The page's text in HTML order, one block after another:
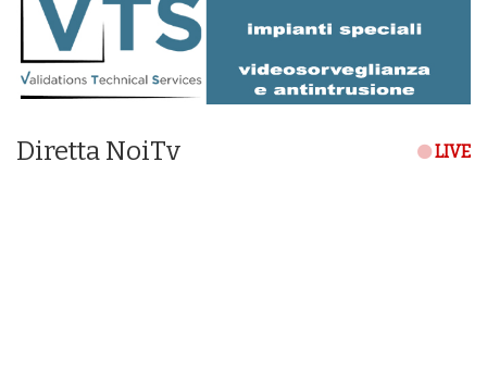
Diretta NoiTv LIVE